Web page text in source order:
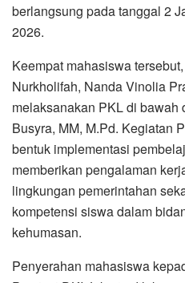
berlangsung pada tanggal 2
2026.
Keempat mahasiswa
Nurkholifah, Nanda Vinolia
melaksanakan PKL di bawah
Busyra, MM, M.Pd. Kegiatan
bentuk implementasi
memberikan pengalaman
lingkungan pemerintahan
kompetensi siswa dalam
kehumasan.
Penyerahan mahasiswa